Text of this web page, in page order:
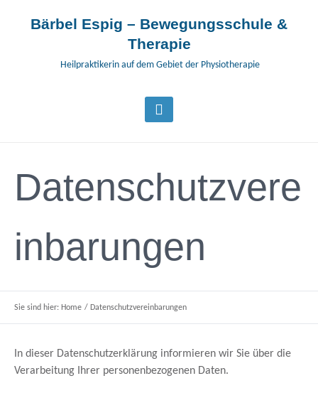
Bärbel Espig – Bewegungsschule &
Therapie
Heilpraktikerin auf dem Gebiet der Physiotherapie
Datenschutzvere
inbarungen
Sie sind hier: Home / Datenschutzvereinbarungen
In dieser Datenschutzerklärung informieren wir Sie über die
Verarbeitung Ihrer personenbezogenen Daten.